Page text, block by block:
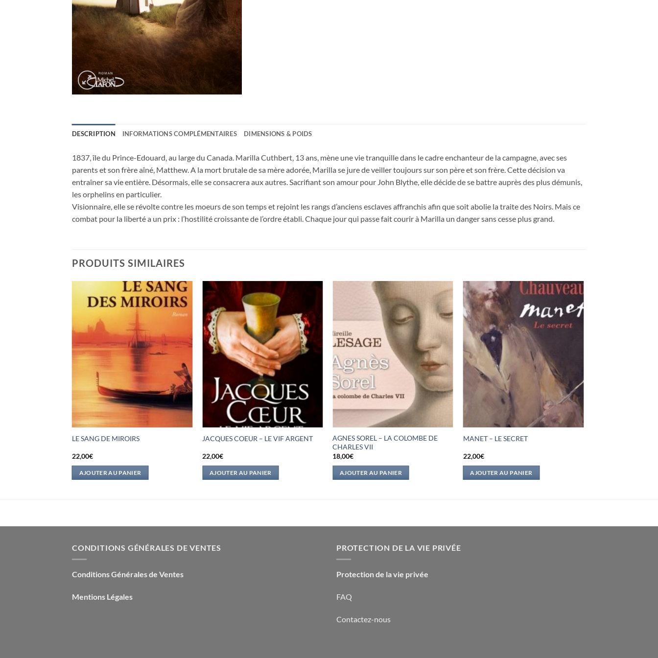
DESCRIPTION INFORMATIONS COMPLÉMENTAIRES DIMENSIONS & POIDS
1837, île du Prince-Edouard, au large du Canada. Marilla Cuthbert, 13 ans, mène une vie tranquille dans le cadre enchanteur de la campagne, avec ses
parents et son frère aîné, Matthew. A la mort brutale de sa mère adorée, Marilla se jure de veiller toujours sur son père et son frère. Cette décision va
entraîner sa vie entière. Désormais, elle se consacrera aux autres. Sacrifiant son amour pour John Blythe, elle décide de se battre auprès des plus démunis,
les orphelins en particulier.
Visionnaire, elle se révolte contre les moeurs de son temps et rejoint les rangs d’anciens esclaves affranchis afin que soit abolie la traite des Noirs. Mais ce
combat pour la liberté a un prix : l’hostilité croissante de l’ordre établi. Chaque jour qui passe fait courir à Marilla un danger sans cesse plus grand.
PRODUITS SIMILAIRES
LE SANG DE MIROIRS
22,00€
AJOUTER AU PANIER
JACQUES COEUR – LE VIF ARGENT
22,00€
AJOUTER AU PANIER
AGNES SOREL – LA COLOMBE DE
CHARLES VII
18,00€
AJOUTER AU PANIER
MANET – LE SECRET
22,00€
AJOUTER AU PANIER
CONDITIONS GÉNÉRALES DE VENTES
Conditions Générales de Ventes
Mentions Légales
PROTECTION DE LA VIE PRIVÉE
Protection de la vie privée
FAQ
Contactez-nous